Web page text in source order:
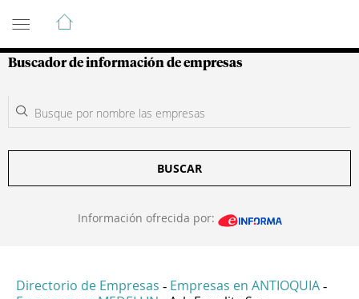
Guía de Empresas Colombianas
Buscador de información de empresas
BUSCAR
Información ofrecida por:
Directorio de Empresas - Empresas en ANTIOQUIA -